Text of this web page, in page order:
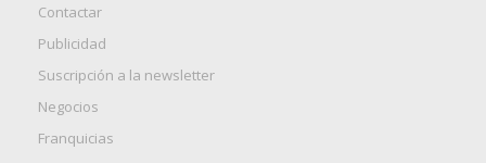
Contactar
Publicidad
Suscripción a la newsletter
Negocios
Franquicias